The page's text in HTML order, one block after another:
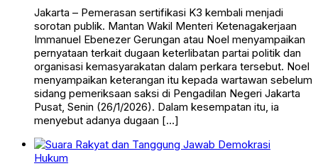
Jakarta – Pemerasan sertifikasi K3 kembali menjadi
sorotan publik. Mantan Wakil Menteri Ketenagakerjaan
Immanuel Ebenezer Gerungan atau Noel menyampaikan
pernyataan terkait dugaan keterlibatan partai politik dan
organisasi kemasyarakatan dalam perkara tersebut. Noel
menyampaikan keterangan itu kepada wartawan sebelum
sidang pemeriksaan saksi di Pengadilan Negeri Jakarta
Pusat, Senin (26/1/2026). Dalam kesempatan itu, ia
menyebut adanya dugaan […]
Hukum